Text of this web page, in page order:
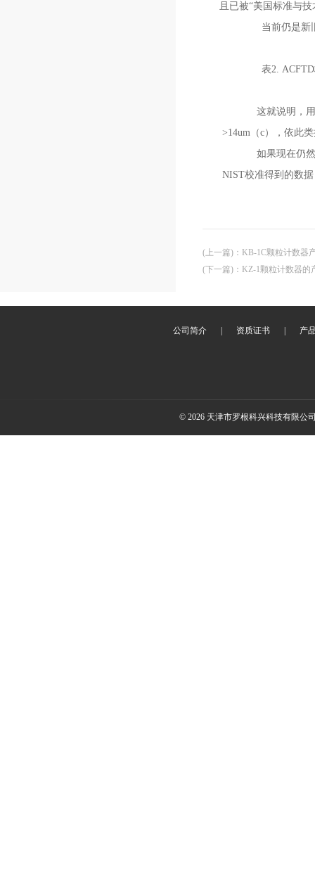
且已被“美国标准与
当前仍是新
表2.
这就说明，
>14um（c），依此
如果现在仍
NIST校准得到的数据
(上一篇) ： KB-1C颗粒计数器
(下一篇) ： KZ-1颗粒计数器的
公司简介 资质证书 产
© 2026 天津市罗根科兴科技有限公